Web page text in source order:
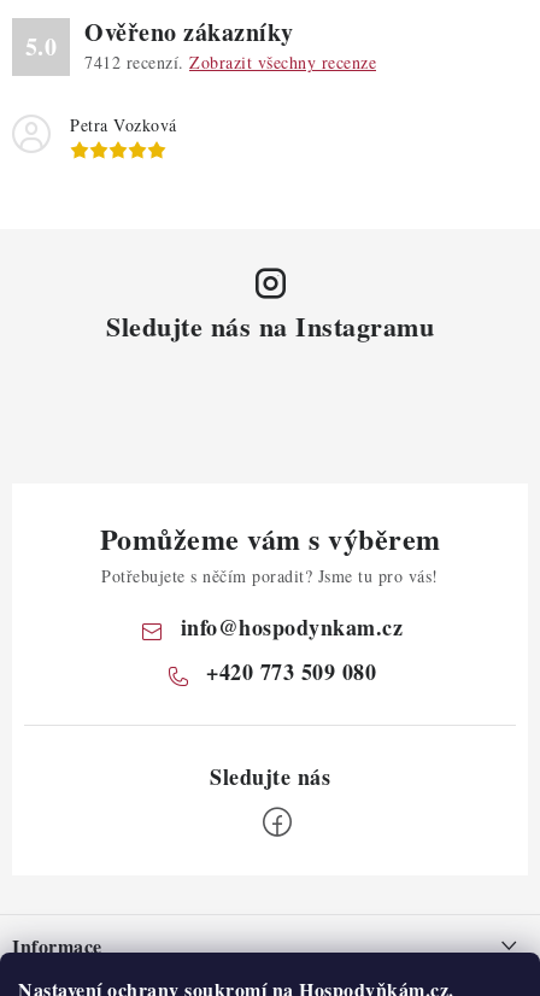
Nastavení ochrany soukromí na Hospodyňkám.cz.
5.0 Ověřeno zákazníky
7412 recenzí. Zobrazit všechny recenze
Petra Vozková
Sledujte nás na Instagramu
Pomůžeme vám s výběrem
Potřebujete s něčím poradit? Jsme tu pro vás!
info@hospodynkam.cz
+420 773 509 080
pInformace
Nepřevzetí zásilky na dobírku